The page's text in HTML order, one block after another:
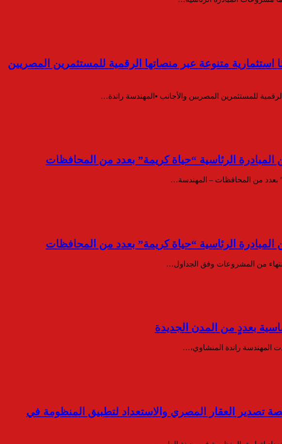
متنوعة عبر منصاتها الرقمية للمستثمرين المصريين
للمستثمرين المصريين والأجانب ▪︎المهندسة راندة…
الرئاسية “حياة كريمة” بعدد من المحافظات
بعدد من المحافظات – المهندسة…
الرئاسية “حياة كريمة” بعدد من المحافظات
من المشروعات وفق الجداول…
بعددٍ من المدن الجديدة
المهندسة راندة المنشاوي،…
تصدير العقار المصري والاستعداد لتطبيق المنظومة في